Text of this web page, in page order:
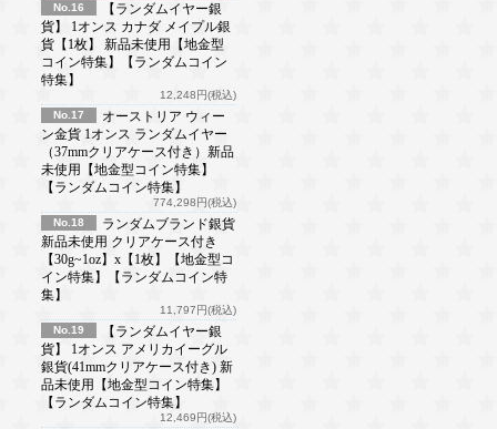
No.16
【ランダムイヤー銀
貨】 1オンス カナダ メイプル銀
貨【1枚】 新品未使用【地金型
コイン特集】【ランダムコイン
特集】
12,248円(税込)
No.17
オーストリア ウィー
ン金貨 1オンス ランダムイヤー
（37mmクリアケース付き）新品
未使用【地金型コイン特集】
【ランダムコイン特集】
774,298円(税込)
No.18
ランダムブランド銀貨
新品未使用 クリアケース付き
【30g~1oz】x【1枚】【地金型コ
イン特集】【ランダムコイン特
集】
11,797円(税込)
No.19
【ランダムイヤー銀
貨】 1オンス アメリカイーグル
銀貨(41mmクリアケース付き) 新
品未使用【地金型コイン特集】
【ランダムコイン特集】
12,469円(税込)